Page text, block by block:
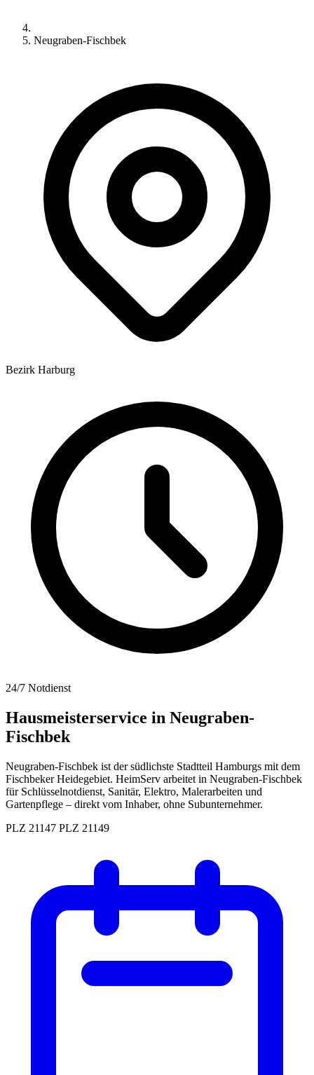
Neugraben-Fischbek
Bezirk Harburg
24/7 Notdienst
Hausmeisterservice in Neugraben-
Fischbek
Neugraben-Fischbek ist der südlichste Stadtteil Hamburgs mit dem
Fischbeker Heidegebiet. HeimServ arbeitet in Neugraben-Fischbek
für Schlüsselnotdienst, Sanitär, Elektro, Malerarbeiten und
Gartenpflege – direkt vom Inhaber, ohne Subunternehmer.
PLZ 21147 PLZ 21149